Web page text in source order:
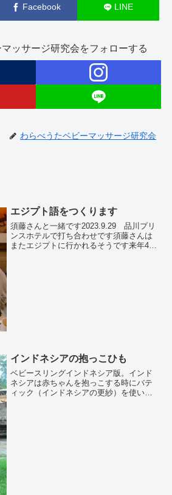
Facebook LINE
ッサージ研究会をフォローする
わらべうたベビーマッサージ研究会
エジプト語をつくります
須藤さんと一緒です2023.9.29 品川プリ
ンスホテルで打ち合わせです須藤さんは
またエジプトに行かれるそうです来年4月
インドネシアの抱っこひも
ベビースリングインドネシア版。インド
ネシアは赤ちゃんを抱っこする時にバテ
ィック（インドネシアの更紗）を使いま